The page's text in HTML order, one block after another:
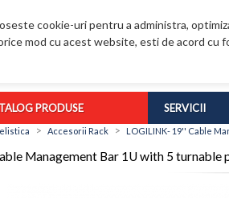
cookie-uri pentru a administra,
mod cu acest website, esti de acord cu
PRODUSE SERVICII
> Accesorii Rack > LOGILINK- 19'' Cable
Management Bar 1U with 5 turnable